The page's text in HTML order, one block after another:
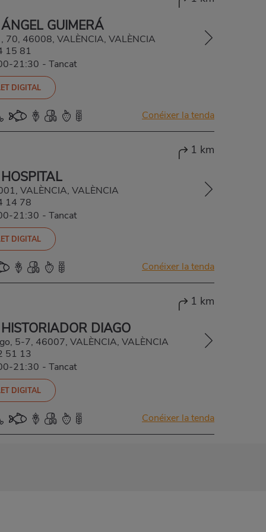
GUIMERÁ
70, 46008, VALÈNCIA, VALÈNCIA
15 81
21:30 - Tancat
DIGITAL
Conéixer la tenda
1 km
VALÈNCIA, VALÈNCIA
14 78
21:30 - Tancat
DIGITAL
Conéixer la tenda
1 km
DIAGO
5-7, 46007, VALÈNCIA, VALÈNCIA
51 13
21:30 - Tancat
DIGITAL
Conéixer la tenda